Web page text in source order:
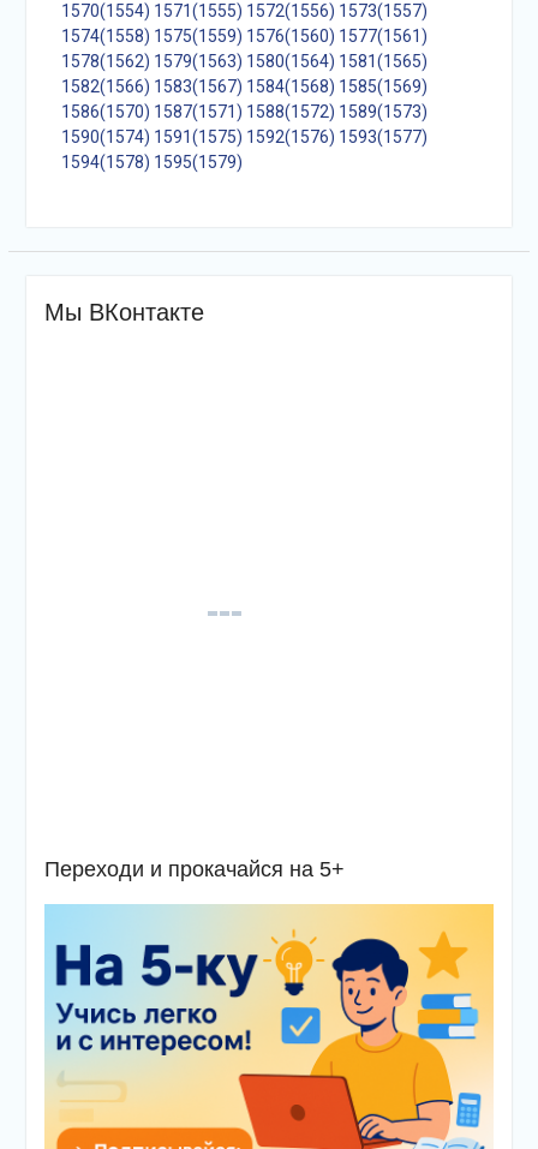
1570(1554) 1571(1555) 1572(1556) 1573(1557)
1574(1558) 1575(1559) 1576(1560) 1577(1561)
1578(1562) 1579(1563) 1580(1564) 1581(1565)
1582(1566) 1583(1567) 1584(1568) 1585(1569)
1586(1570) 1587(1571) 1588(1572) 1589(1573)
1590(1574) 1591(1575) 1592(1576) 1593(1577)
1594(1578) 1595(1579)
Мы ВКонтакте
Переходи и прокачайся на 5+